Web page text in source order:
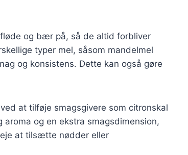
og bær på, så de altid forbliver
typer mel, såsom mandelmel
og konsistens. Dette kan også gøre
at tilføje smagsgivere som citronskal
og en ekstra smagsdimension,
at tilsætte nødder eller